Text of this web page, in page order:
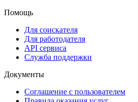
Помощь
Для соискателя
Для работодателя
API сервиса
Служба поддержки
Документы
Соглашение с пользователем